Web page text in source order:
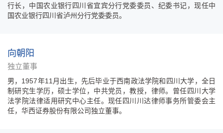
行长，中国农业银行四川省宜宾分行党委委员、纪委书记，现任中
国农业银行四川省泸州分行党委委员。
向朝阳
独立董事
男，1957年11月出生，先后毕业于西南政法学院和四川大学，全日
制研究生学历，硕士学位，中共党员，教授，律师。曾任四川大学
法学院法律适用研究中心主任。现任四川川达律师事务所管委会主
任，华西证券股份有限公司独立董事。